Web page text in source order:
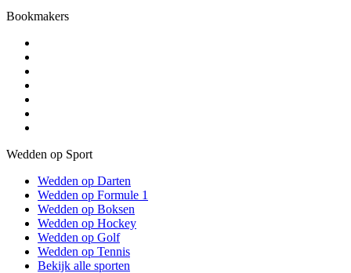
Bookmakers
Wedden op Sport
Wedden op Darten
Wedden op Formule 1
Wedden op Boksen
Wedden op Hockey
Wedden op Golf
Wedden op Tennis
Bekijk alle sporten